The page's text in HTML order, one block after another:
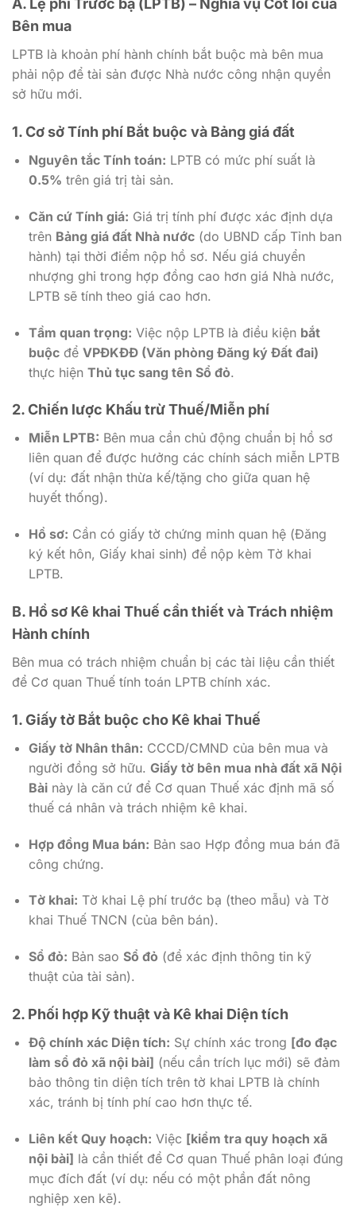
A. Lệ phí Trước bạ (LPTB) – Nghĩa vụ Cốt lõi của
Bên mua
LPTB là khoản phí hành chính bắt buộc mà bên mua
phải nộp để tài sản được Nhà nước công nhận quyền
sở hữu mới.
1. Cơ sở Tính phí Bắt buộc và Bảng giá đất
Nguyên tắc Tính toán: LPTB có mức phí suất là
0.5% trên giá trị tài sản.
Căn cứ Tính giá: Giá trị tính phí được xác định dựa
trên Bảng giá đất Nhà nước(do UBND cấp Tỉnh ban
hành) tại thời điểm nộp hồ sơ. Nếu giá chuyển
nhượng ghi trong hợp đồng cao hơn giá Nhà nước,
LPTB sẽ tính theo giá cao hơn.
Tầm quan trọng: Việc nộp LPTB là điều kiện bắt
buộcđể VPĐKĐĐ (Văn phòng Đăng ký Đất đai)
thực hiện Thủ tục sang tên Sổ đỏ.
2. Chiến lược Khấu trừ Thuế/Miễn phí
Miễn LPTB: Bên mua cần chủ động chuẩn bị hồ sơ
liên quan để được hưởng các chính sách miễn LPTB
(ví dụ: đất nhận thừa kế/tặng cho giữa quan hệ
huyết thống).
Hồ sơ: Cần có giấy tờ chứng minh quan hệ (Đăng
ký kết hôn, Giấy khai sinh) để nộp kèm Tờ khai
LPTB.
B. Hồ sơ Kê khai Thuế cần thiết và Trách nhiệm
Hành chính
Bên mua có trách nhiệm chuẩn bị các tài liệu cần thiết
để Cơ quan Thuế tính toán LPTB chính xác.
1. Giấy tờ Bắt buộc cho Kê khai Thuế
Giấy tờ Nhân thân: CCCD/CMND của bên mua và
người đồng sở hữu. Giấy tờ bên mua nhà đất xã Nội
Bàinày là căn cứ để Cơ quan Thuế xác định mã số
thuế cá nhân và trách nhiệm kê khai.
Hợp đồng Mua bán: Bản sao Hợp đồng mua bán đã
công chứng.
Tờ khai: Tờ khai Lệ phí trước bạ (theo mẫu) và Tờ
khai Thuế TNCN (của bên bán).
Sổ đỏ: Bản sao Sổ đỏ (để xác định thông tin kỹ
thuật của tài sản).
2. Phối hợp Kỹ thuật và Kê khai Diện tích
Độ chính xác Diện tích: Sự chính xác trong [đo đạc
làm sổ đỏ xã nội bài] (nếu cần trích lục mới) sẽ đảm
bảo thông tin diện tích trên tờ khai LPTB là chính
xác, tránh bị tính phí cao hơn thực tế.
Liên kết Quy hoạch: Việc [kiểm tra quy hoạch xã
nội bài] là cần thiết để Cơ quan Thuế phân loại đúng
mục đích đất (ví dụ: nếu có một phần đất nông
nghiệp xen kẽ).